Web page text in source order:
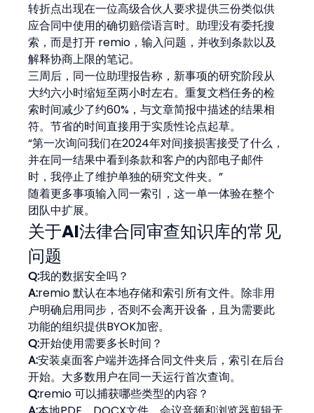
转折点出现在一位高级合伙人要求提供三份类似供
应合同中使用的确切赔偿语言时。助理没有委托搜
索，而是打开 remio，输入问题，并收到条款以及
解释协商上限的笔记。
三周后，同一位助理报告称，新事项的研究阶段从
大约六小时缩短至两小时左右。重复文档任务的检
索时间减少了约60%，与文章简报中描述的结果相
符。节省的时间直接用于实质性论点起草。
“第一次询问我们在2024年对间接损害接受了什么，
并在同一结果中看到条款和客户的内部电子邮件
时，我停止了维护单独的研究文件夹。”
随着更多事项输入同一索引，这一单一体验在整个
团队中扩展。
关于AI法律合同审查知识库的常见
问题
Q:我的数据安全吗？
A:remio 默认在本地存储和索引所有文件。除非用
户明确启用同步，否则不会离开设备，且为需要此
功能的组织提供BYOK加密。
Q:开始使用需要多长时间？
A:安装桌面客户端并选择合同文件夹后，索引在后台
开始。大多数用户在同一天运行首次查询。
Q:remio 可以捕获哪些类型的内容？